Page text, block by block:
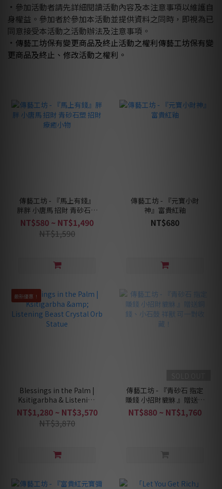
﹡ 參加活動者請先詳細閱讀活動內容及本注意事項以維護自
身權益。參加者於參加本活動並提供資料之同時，即視為已
同意接受本活動之活動辦法及注意事項。
﹡ 傳藝工坊保有變更商品及終止活動之權利傳藝工坊保有變
更商品及終止、修改活動之權利。
傳藝工坊 - 『馬上有錢』
胖胖 小唐馬 招財 青砂石塑
招財 療癒小物
NT$580 ~ NT$1,490
NT$1,590
傳藝工坊 - 『元寶小財
神』富貴紅釉
NT$680
最新優惠！
Blessings in the Palm |
Ksitigarbha & Listening
Beast Crystal Orb Statue
NT$1,280 ~ NT$3,570
NT$3,870
傳藝工坊 - 『青砂石 指定
賺錢 小招財貔貅 』贈送銅
錢、小石鼓 祥獸 可一對收
藏！
NT$880 ~ NT$1,760